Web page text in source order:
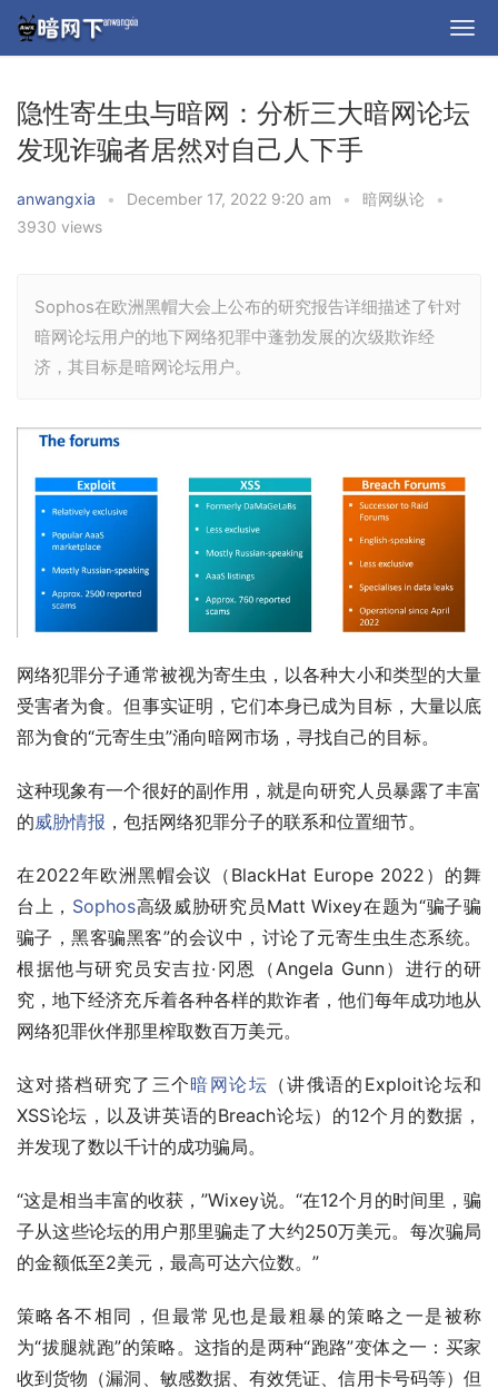
隐性寄生虫与暗网：分析三大暗网论坛
发现诈骗者居然对自己人下手
anwangxia • December 17, 2022 9:20 am • 暗网纵论
•
3930 views
Sophos在欧洲黑帽大会上公布的研究报告详细描述了针对
暗网论坛用户的地下网络犯罪中蓬勃发展的次级欺诈经
济，其目标是暗网论坛用户。
网络犯罪分子通常被视为寄生虫，以各种大小和类型的大量
受害者为食。但事实证明，它们本身已成为目标，大量以底
部为食的“元寄生虫”涌向暗网市场，寻找自己的目标。
这种现象有一个很好的副作用，就是向研究人员暴露了丰富
的威胁情报 ，包括网络犯罪分子的联系和位置细节。
在2022年欧洲黑帽会议（BlackHat Europe 2022）的舞
台上， Sophos高级威胁研究员Matt Wixey在题为“骗子骗
骗子，黑客骗黑客”的会议中，讨论了元寄生虫生态系统。
根据他与研究员安吉拉·冈恩（Angela Gunn）进行的研
究，地下经济充斥着各种各样的欺诈者，他们每年成功地从
网络犯罪伙伴那里榨取数百万美元。
这对搭档研究了三个暗网论坛 （讲俄语的Exploit论坛和
XSS论坛，以及讲英语的Breach论坛）的12个月的数据，
并发现了数以千计的成功骗局。
“这是相当丰富的收获，”Wixey说。“在12个月的时间里，骗
子从这些论坛的用户那里骗走了大约250万美元。每次骗局
的金额低至2美元，最高可达六位数。”
策略各不相同，但最常见也是最粗暴的策略之一是被称
为“拔腿就跑”的策略。这指的是两种“跑路”变体之一：买家
收到货物（漏洞、敏感数据、有效凭证、信用卡号码等）但